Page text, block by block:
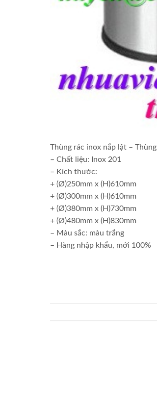
Thùng rác inox nắp lật –
– Chất liệu: Inox 201
– Kích thước:
+ (Ø)250mm x (H)610mm
+ (Ø)300mm x (H)610mm
+ (Ø)380mm x (H)730mm
+ (Ø)480mm x (H)830mm
– Màu sắc: màu trắng
– Hàng nhập khẩu, mới 100%